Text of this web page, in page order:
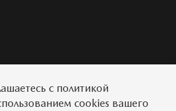
с политикой
cookies вашего